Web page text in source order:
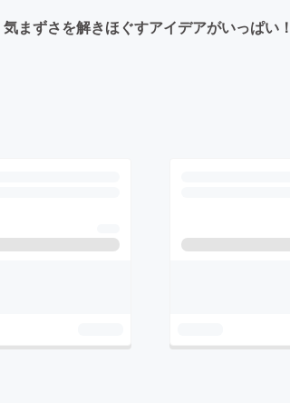
まずさを解きほぐすアイデアがいっぱい